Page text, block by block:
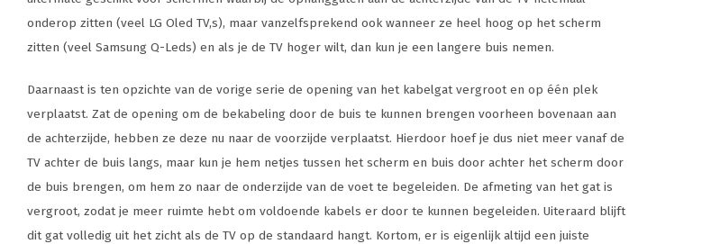
onderop zitten (veel LG Oled TV,s), maar vanzelfsprekend ook wanneer ze heel hoog op het scherm
zitten (veel Samsung Q-Leds) en als je de TV hoger wilt, dan kun je een langere buis nemen.
Daarnaast is ten opzichte van de vorige serie de opening van het kabelgat vergroot en op één plek
verplaatst. Zat de opening om de bekabeling door de buis te kunnen brengen voorheen bovenaan aan
de achterzijde, hebben ze deze nu naar de voorzijde verplaatst. Hierdoor hoef je dus niet meer vanaf de
TV achter de buis langs, maar kun je hem netjes tussen het scherm en buis door achter het scherm door
de buis brengen, om hem zo naar de onderzijde van de voet te begeleiden. De afmeting van het gat is
vergroot, zodat je meer ruimte hebt om voldoende kabels er door te kunnen begeleiden. Uiteraard blijft
dit gat volledig uit het zicht als de TV op de standaard hangt. Kortom, er is eigenlijk altijd een juiste